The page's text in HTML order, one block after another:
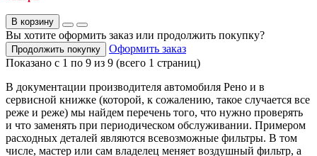
В корзину
Вы хотите оформить заказ или продолжить покупку?
Продолжить покупку
Оформить заказ
Показано с 1 по 9 из 9 (всего 1 страниц)
В документации производителя автомобиля Рено и в
сервисной книжке (которой, к сожалению, такое случается все
реже и реже) мы найдем перечень того, что нужно проверять
и что заменять при периодическом обслуживании. Примером
расходных деталей являются всевозможные фильтры. В том
числе, мастер или сам владелец меняет воздушный фильтр, а